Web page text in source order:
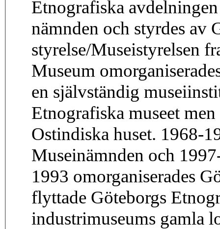
Etnografiska
nämnden och styrdes av
styrelse/Museistyrelsen
Museum
en självständig
Etnografiska museet
Ostindiska huset. 1968-
Museinämnden och
1993 omorganiserades
flyttade Göteborgs
industrimuseums gamla